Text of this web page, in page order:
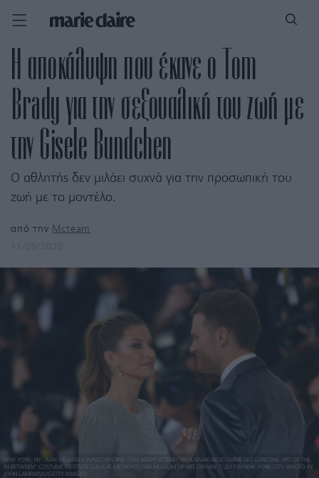
Η αποκάλυψη που έκανε ο Tom
Brady για την σεξουαλική του ζωή με
την Gisele Bundchen
Ο αθλητής δεν μιλάει συχνά για την προσωπική του
ζωή με το μοντέλο.
από την Mcteam
NEW YORK, NY - MAY 01: GISELE BUNDCHEN AND TOM BRADY ATTEND "REI KAWAKUBO/COMME DES GARCONS: ART OF THE
IN-BETWEEN" COSTUME INSTITUTE GALA AT METROPOLITAN MUSEUM OF ART ON MAY 1, 2017 IN NEW YORK CITY. (PHOTO BY
JOHN LAMPARSKI/GETTY IMAGES)